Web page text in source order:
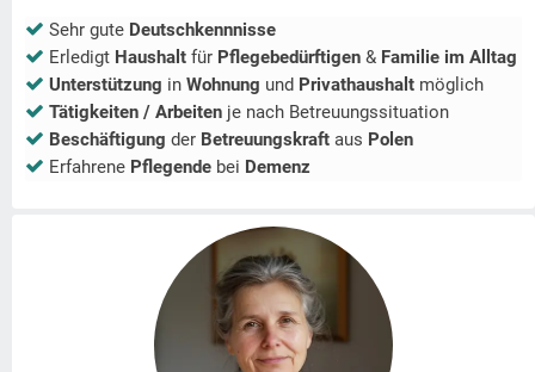
Sehr gute Deutschkennnisse
Erledigt Haushalt für Pflegebedürftigen & Familie im Alltag
Unterstützung in Wohnung und Privathaushalt möglich
Tätigkeiten / Arbeiten je nach Betreuungssituation
Beschäftigung der Betreuungskraft aus Polen
Erfahrene Pflegende bei Demenz